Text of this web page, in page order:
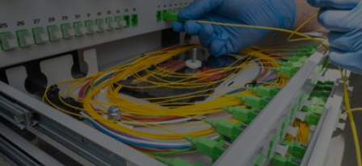
Cafetière à expressos